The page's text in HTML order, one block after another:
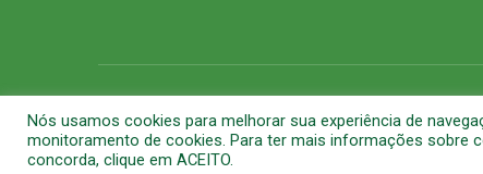
Nós usamos cookies para melhorar sua experiência de
monitoramento de cookies. Para ter mais informações sobre
concorda, clique em ACEITO.